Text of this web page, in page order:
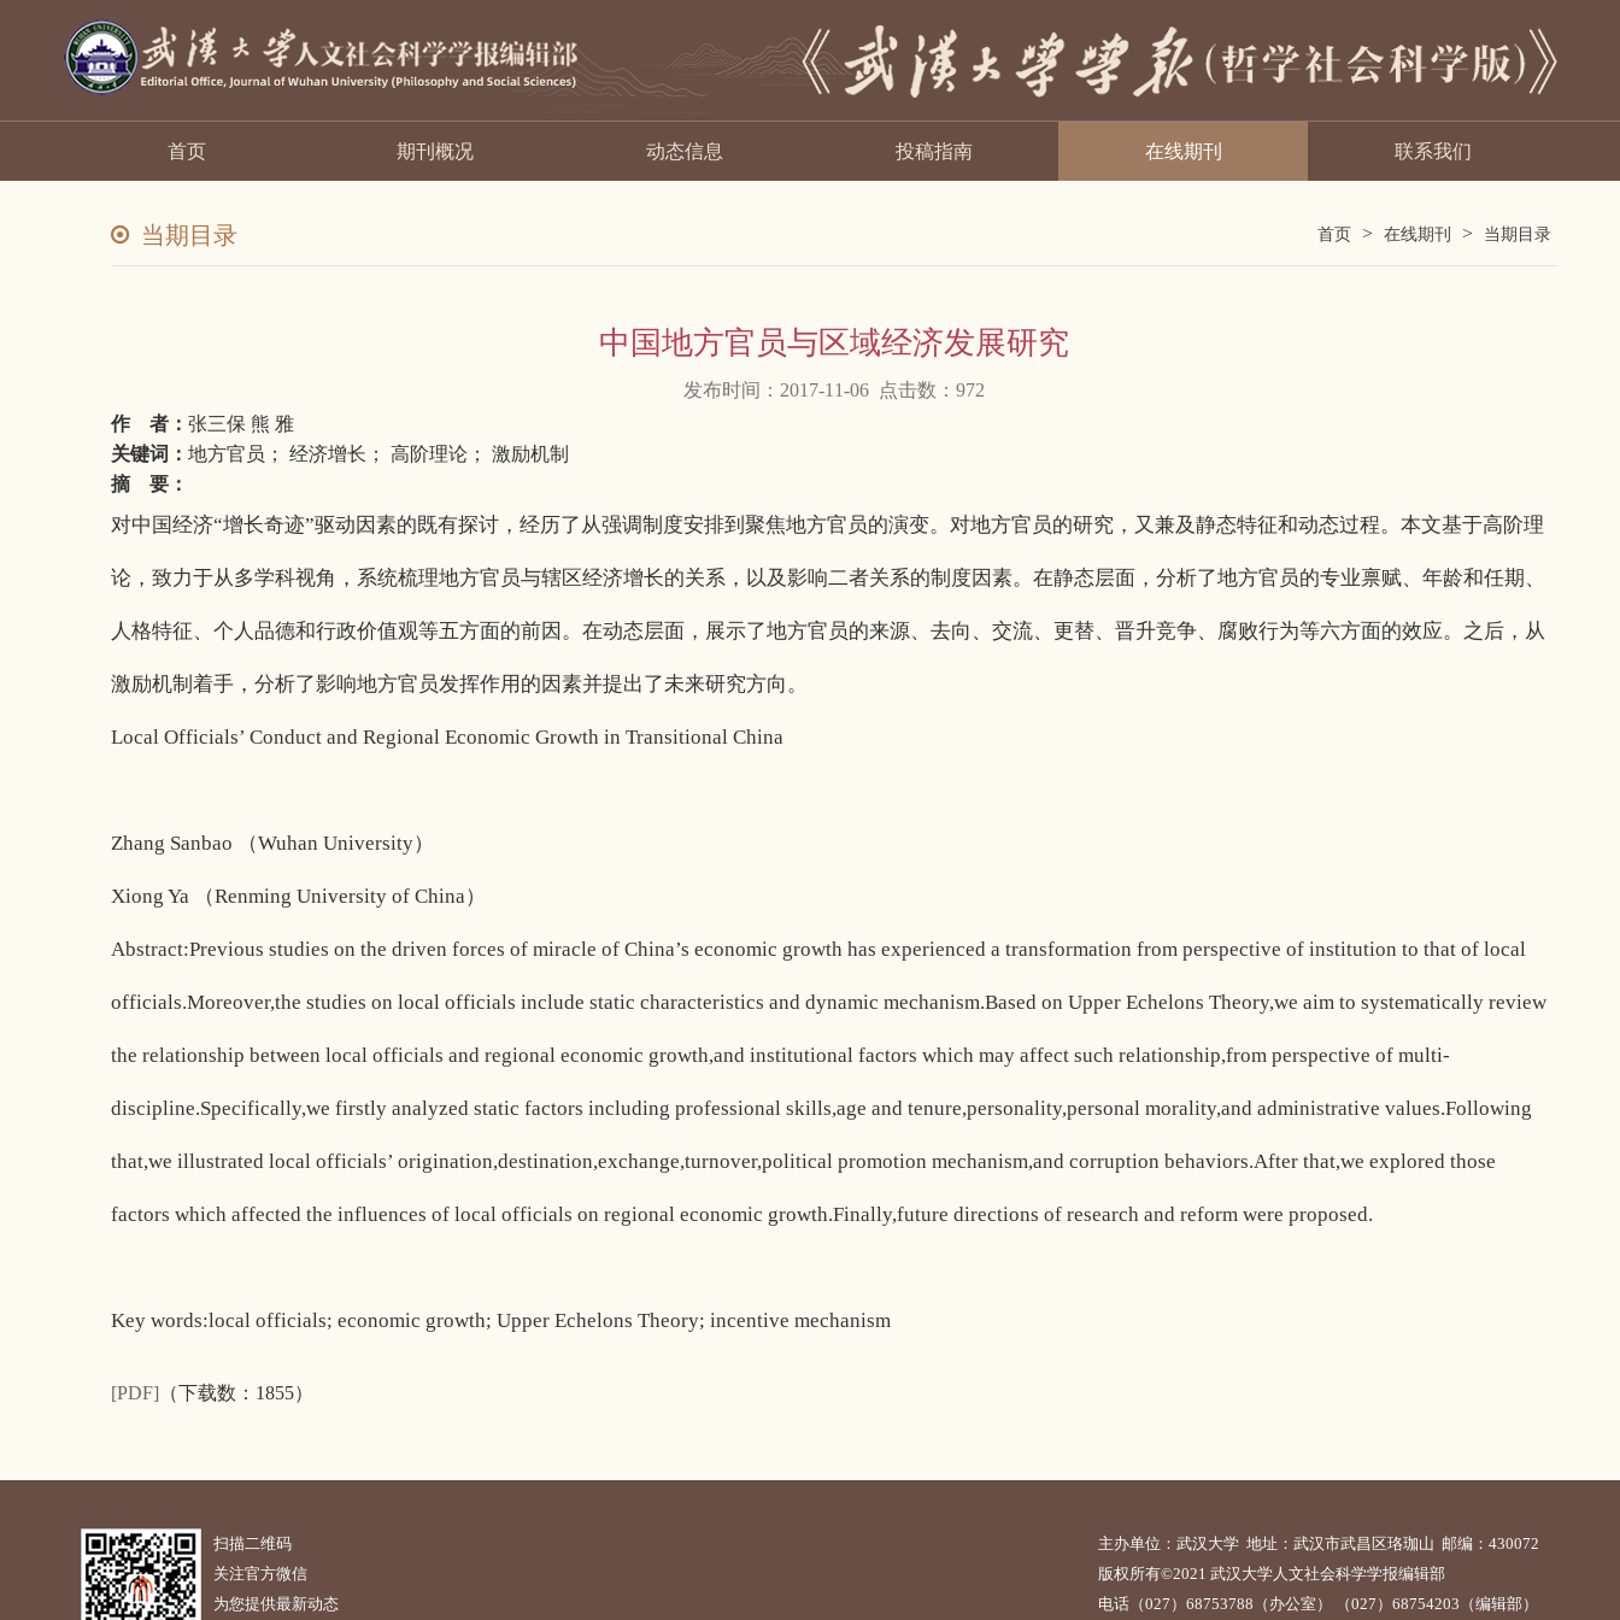
首页 期刊概况 动态信息 投稿指南 在线期刊 联系我们
当期目录 首页 > 在线期刊 > 当期目录
中国地方官员与区域经济发展研究
发布时间：2017-11-06 点击数： 972
作 者： 张三保 熊 雅
关键词： 地方官员； 经济增长； 高阶理论； 激励机制
摘 要：
对中国经济“增长奇迹”驱动因素的既有探讨，经历了从强调制度安排到聚焦地方官员的演变。对地方官员的研究，又兼及静态特征和动态过程。本文基于高阶理
论，致力于从多学科视角，系统梳理地方官员与辖区经济增长的关系，以及影响二者关系的制度因素。在静态层面，分析了地方官员的专业禀赋、年龄和任期、
人格特征、个人品德和行政价值观等五方面的前因。在动态层面，展示了地方官员的来源、去向、交流、更替、晋升竞争、腐败行为等六方面的效应。之后，从
激励机制着手，分析了影响地方官员发挥作用的因素并提出了未来研究方向。
Local Officials’ Conduct and Regional Economic Growth in Transitional China
Zhang Sanbao （Wuhan University）
Xiong Ya （Renming University of China）
Abstract:Previous studies on the driven forces of miracle of China’s economic growth has experienced a transformation from perspective of institution to that of local
officials.Moreover,the studies on local officials include static characteristics and dynamic mechanism.Based on Upper Echelons Theory,we aim to systematically review
the relationship between local officials and regional economic growth,and institutional factors which may affect such relationship,from perspective of multi-
discipline.Specifically,we firstly analyzed static factors including professional skills,age and tenure,personality,personal morality,and administrative values.Following
that,we illustrated local officials’ origination,destination,exchange,turnover,political promotion mechanism,and corruption behaviors.After that,we explored those
factors which affected the influences of local officials on regional economic growth.Finally,future directions of research and reform were proposed.
Key words:local officials; economic growth; Upper Echelons Theory; incentive mechanism
[PDF] （下载数： 1855）
扫描二维码
关注官方微信
为您提供最新动态
主办单位：武汉大学 地址：武汉市武昌区珞珈山 邮编：430072
版权所有©2021 武汉大学人文社会科学学报编辑部
电话（027）68753788（办公室） （027）68754203（编辑部）